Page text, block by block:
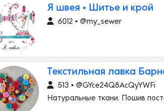
Я швея • Шитье и крой
6012 • @my_sewer
Текстильная лавка
513 • @GYce24Q8AcQyYWFi
Натуральные ткани. Пошив